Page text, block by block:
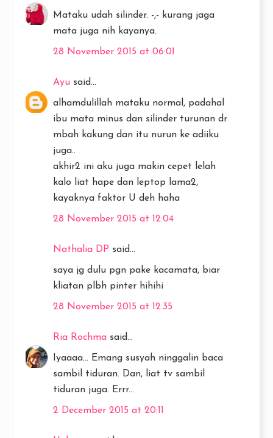
Mataku udah silinder. -,- kurang jaga
mata juga nih kayanya.
28 November 2015 at 06:01
Ayu said...
alhamdulillah mataku normal, padahal
ibu mata minus dan silinder turunan dr
mbah kakung dan itu nurun ke adiiku
juga..
akhir2 ini aku juga makin cepet lelah
kalo liat hape dan leptop lama2,
kayaknya faktor U deh haha
28 November 2015 at 12:04
Nathalia DP said...
saya jg dulu pgn pake kacamata, biar
kliatan plbh pinter hihihi
28 November 2015 at 12:35
Ria Rochma said...
Iyaaaa... Emang susyah ninggalin baca
sambil tiduran. Dan, liat tv sambil
tiduran juga. Errr...
2 December 2015 at 20:11